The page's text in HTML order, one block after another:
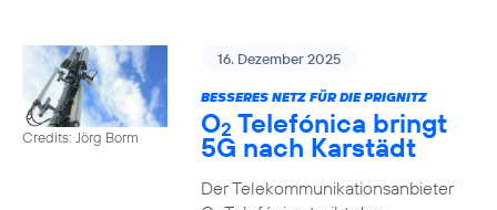
Credits: Jörg Borm
16. Dezember 2025
BESSERES NETZ FÜR DIE PRIGNITZ
O2 Telefónica bringt
5G nach Karstädt
Der Telekommunikationsanbieter